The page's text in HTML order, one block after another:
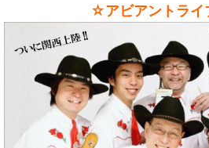
☆アビアントラ